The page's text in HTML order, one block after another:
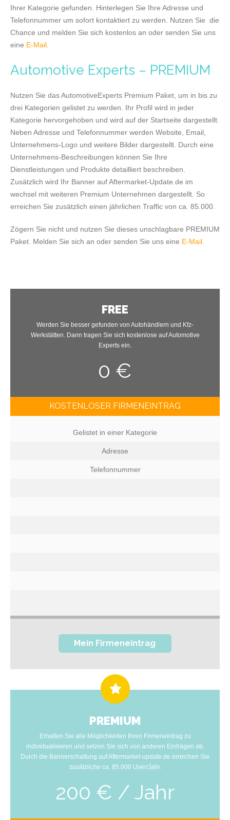
Ihrer Kategorie gefunden. Hinterlegen Sie Ihre Adresse und
Telefonnummer um sofort kontaktiert zu werden. Nutzen Sie die
Chance und melden Sie sich kostenlos an oder senden Sie uns
eine E-Mail
Automotive Experts – PREMIUM
Nutzen Sie das AutomotiveExperts Premium Paket, um in bis zu
drei Kategorien gelistet zu werden. Ihr Profil wird in jeder
Kategorie hervorgehoben und wird auf der Startseite dargestellt.
Neben Adresse und Telefonnummer werden Website, Email,
Unternehmens-Logo und weitere Bilder dargestellt. Durch eine
Unternehmens-Beschreibungen können Sie Ihre
Dienstleistungen und Produkte detailliert beschreiben.
Zusätzlich wird Ihr Banner auf Aftermarket-Update.de im
wechsel mit weiteren Premium Unternehmen dargestellt. So
erreichen Sie zusätzlich einen jährlichen Traffic von ca. 85.000.
Zögern Sie nicht und nutzen Sie dieses unschlagbare PREMIUM
Paket. Melden Sie sich an oder senden Sie uns eine E-Mail
FREE
Werden Sie besser gefunden von Autohändlern und Kfz-
Werkstätten. Dann tragen Sie sich kostenlose auf Automotive
Experts ein.
0 €
KOSTENLOSER FIRMENEINTRAG
Gelistet in einer Kategorie
Adresse
Telefonnummer
Mein Firmeneintrag
PREMIUM
Erhalten Sie alle Möglichkeiten Ihren Firmeneintrag zu
individualisieren und setzen Sie sich von anderen Einträgen ab.
Durch die Bannerschaltung auf Aftermarket-update.de erreichen Sie
zusätzliche ca. 85.000 User/Jahr.
200 € / Jahr